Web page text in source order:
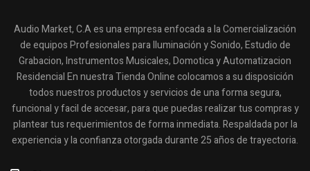
Audio Market, C.A es una empresa enfocada a la Comercialización
de equipos Profesionales para Iluminación y Sonido, Estudio de
Grabacion, Instrumentos Musicales, Domotica y Automatizacion
Residencial En nuestra Tienda Online colocamos a su disposición
todos nuestros productos y servicios de una forma segura,
funcional y facil de accesar, para que puedas realizar tus compras y
plantear tus requerimientos de forma inmediata. Respaldada por la
experiencia y la confianza otorgada durante 25 años de trayectoria.